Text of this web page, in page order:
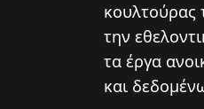
κουλτούρας
την
τα έργα
και